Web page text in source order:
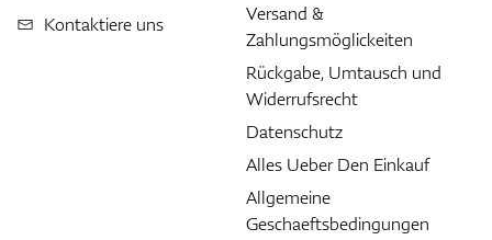
Kontaktiere uns
Versand &
Zahlungsmöglickeiten
Rückgabe, Umtausch und
Widerrufsrecht
Datenschutz
Alles Ueber Den Einkauf
Allgemeine
Geschaeftsbedingungen